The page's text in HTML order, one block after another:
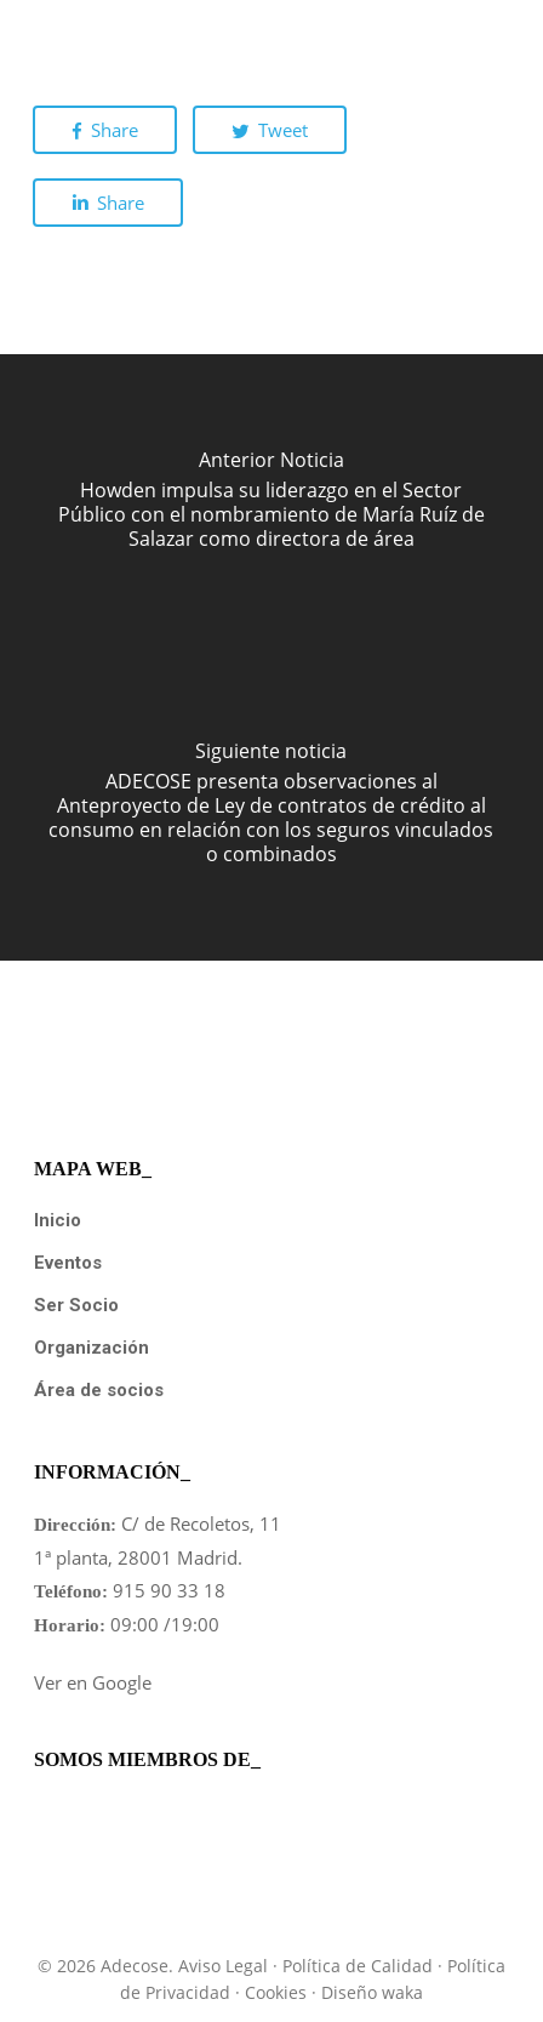
Share Tweet
Share
Anterior Noticia
Howden impulsa su liderazgo en el Sector
Público con el nombramiento de María Ruíz de
Salazar como directora de área
Siguiente noticia
ADECOSE presenta observaciones al
Anteproyecto de Ley de contratos de crédito al
consumo en relación con los seguros vinculados
o combinados
MAPA WEB_
Inicio
Eventos
Ser Socio
Organización
Área de socios
INFORMACIÓN_
Dirección: C/ de Recoletos, 11
1ª planta, 28001 Madrid.
Teléfono: 915 90 33 18
Horario: 09:00 /19:00
Ver en Google
SOMOS MIEMBROS DE_
© 2026 Adecose. Aviso Legal · Política de Calidad · Política
de Privacidad · Cookies · Diseño waka